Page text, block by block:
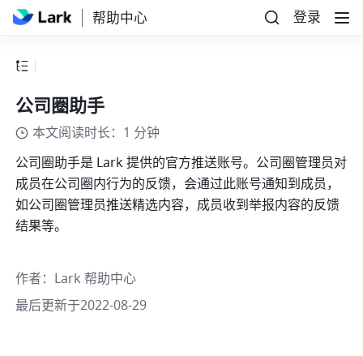
帮助中心 登录
公司圈助手
本文阅读时长：1 分钟
公司圈助手是 Lark 提供的官方推送账号。公司圈管理员对
成员在公司圈内行为的反馈，会通过此账号通知到成员，
如公司圈管理员推送精选内容，成员收到举报内容的反馈
结果等。
作者： Lark 帮助中心
最后更新于2022-08-29